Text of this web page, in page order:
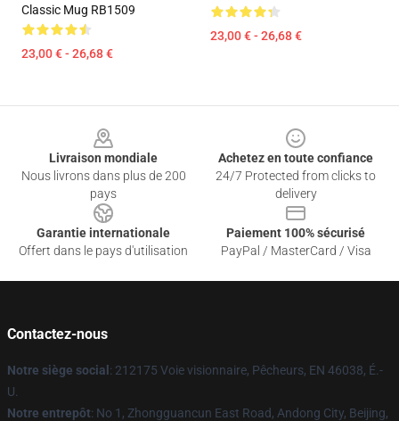
Classic Mug RB1509
23,00 € - 26,68 €
23,00 € - 26,68 €
Livraison mondiale
Nous livrons dans plus de 200
pays
Achetez en toute confiance
24/7 Protected from clicks to
delivery
Garantie internationale
Offert dans le pays d'utilisation
Paiement 100% sécurisé
PayPal / MasterCard / Visa
Contactez-nous
Notre siège social : 212175 Voie visionnaire, Pêcheurs, EN 46038, É.-
U.
Notre entrepôt: No 1, Zhongguancun East Road, Andong City, Beijing,